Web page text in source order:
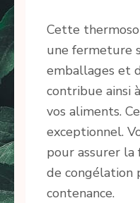
Cette
une fermeture
emballages et
contribue ainsi
vos aliments.
exceptionnel.
pour assurer la
de congélation
contenance.